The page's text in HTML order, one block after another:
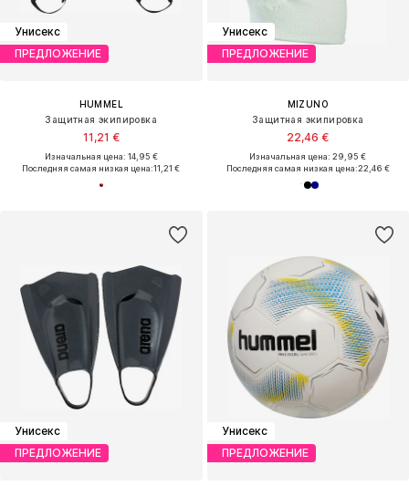
Унисекс
ПРЕДЛОЖЕНИЕ
HUMMEL
Защитная экипировка
11,21 €
Изначальная цена: 14,95 €
Последняя самая низкая цена:11,21 €
Унисекс
ПРЕДЛОЖЕНИЕ
MIZUNO
Защитная экипировка
22,46 €
Изначальная цена: 29,95 €
Последняя самая низкая цена:22,46 €
Унисекс
ПРЕДЛОЖЕНИЕ
Унисекс
ПРЕДЛОЖЕНИЕ